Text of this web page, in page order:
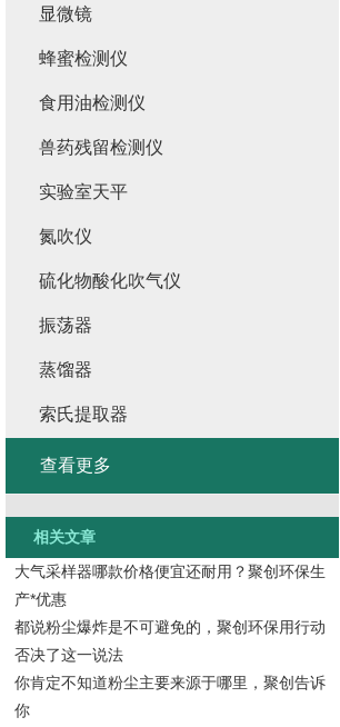
显微镜
蜂蜜检测仪
食用油检测仪
兽药残留检测仪
实验室天平
氮吹仪
硫化物酸化吹气仪
振荡器
蒸馏器
索氏提取器
查看更多
相关文章
大气采样器哪款价格便宜还耐用？聚创环保生
产*优惠
都说粉尘爆炸是不可避免的，聚创环保用行动
否决了这一说法
你肯定不知道粉尘主要来源于哪里，聚创告诉
你